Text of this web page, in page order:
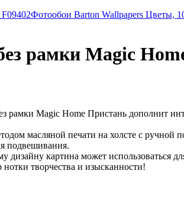
Фотообои Barton Wallpapers Цветы,
рамки Magic
рамки Magic Home Пристань дополнит
масляной печати на холсте с
подвешивания.
дизайну картина может использоваться
творчества и изысканности!